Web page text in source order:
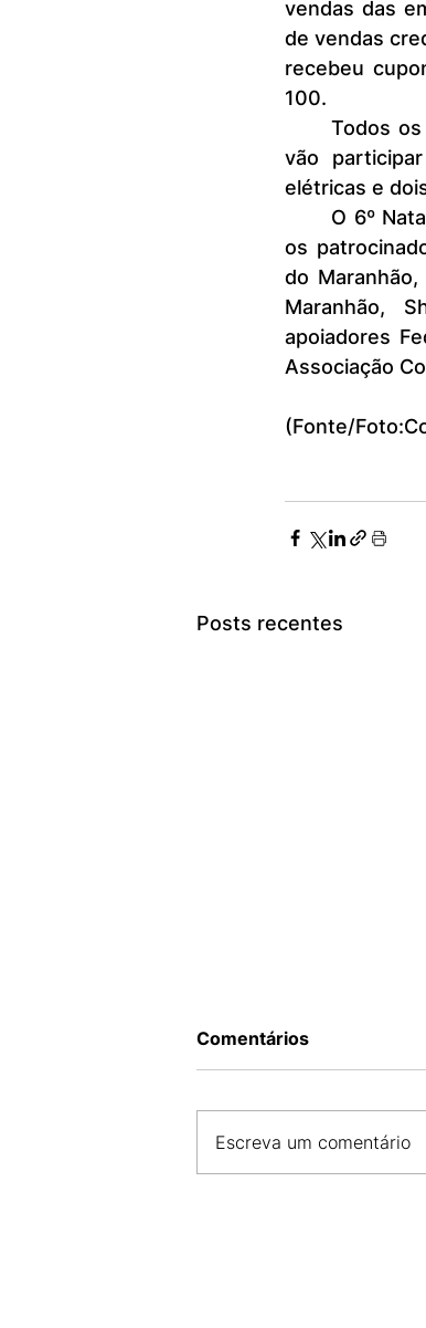
vendas das
de vendas
recebeu
100.
vão
elétricas e
os
do
Maranhão,
apoiadores
Associação
(Fonte/
Posts recentes
Comentários
Escreva um comentário